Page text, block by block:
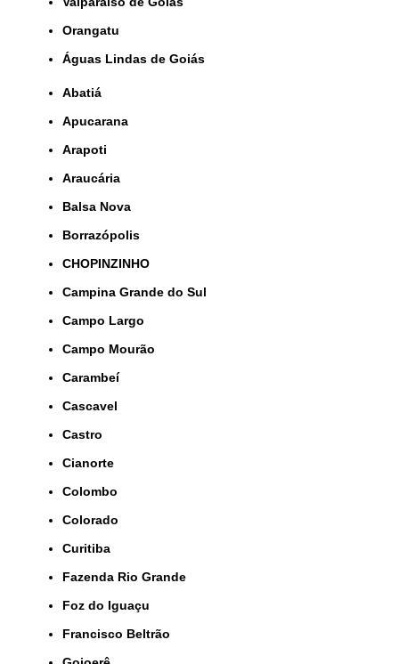
orangatu
Águas Lindas de Goiás
Abatiá
Apucarana
Arapoti
Araucária
Balsa Nova
Borrazópolis
CHOPINZINHO
Campina Grande do Sul
Campo Largo
Campo Mourão
Carambeí
Cascavel
Castro
Cianorte
Colombo
Colorado
Curitiba
Fazenda Rio Grande
Foz do Iguaçu
Francisco Beltrão